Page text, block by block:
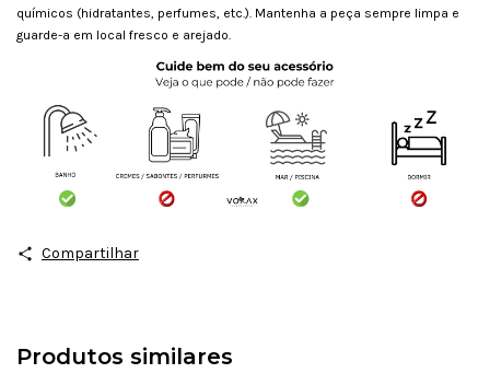
químicos (hidratantes, perfumes, etc.). Mantenha a peça sempre limpa e
guarde-a em local fresco e arejado.
Compartilhar
Produtos similares